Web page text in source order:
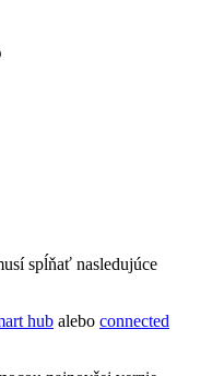
spĺňať nasledujúce
hub alebo connected